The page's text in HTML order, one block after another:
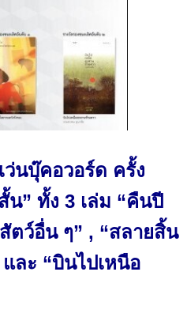
ว่นบุ๊คอวอร์ด ครั้ง
น” ทั้ง 3 เล่ม “คืนปี
สัตว์อื่น ๆ” , “สลายสิ้น
ละ “บินไปเหนือ